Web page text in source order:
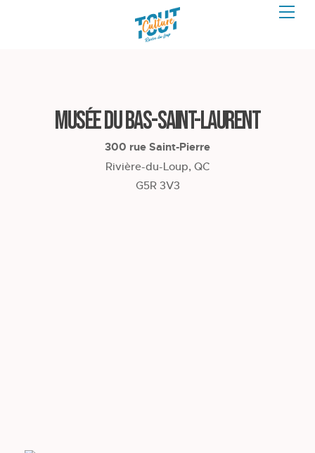
Musée du Bas-Saint-Laurent
300 rue Saint-Pierre
Rivière-du-Loup, QC
G5R 3V3